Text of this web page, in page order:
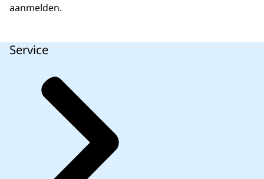
aanmelden.
Service